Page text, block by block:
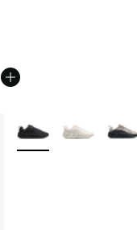
Plus de couleurs